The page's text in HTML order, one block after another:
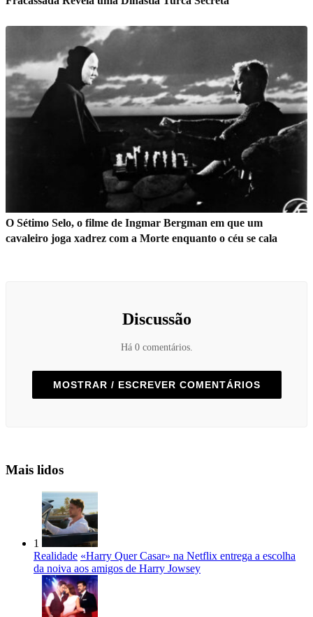
O Sétimo Selo, o filme de Ingmar Bergman em que um
cavaleiro joga xadrez com a Morte enquanto o céu se cala
Discussão
Há 0 comentários.
MOSTRAR / ESCREVER COMENTÁRIOS
Mais lidos
1
Realidade «Harry Quer Casar» na Netflix entrega a escolha
da noiva aos amigos de Harry Jowsey